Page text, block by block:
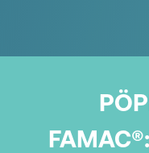
FAMAC®: